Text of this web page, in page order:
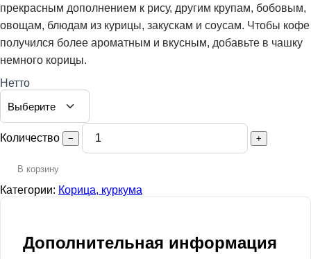
прекрасным дополнением к рису, другим крупам, бобовым,
овощам, блюдам из курицы, закускам и соусам. Чтобы кофе
получился более ароматным и вкусным, добавьте в чашку
немного корицы.
Нетто
Количество − +
В корзину
Категории: Корица, куркума
Дополнительная информация